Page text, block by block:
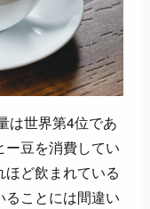
は世界第4位であ
ー豆を消費してい
ど飲まれている
ることには間違い